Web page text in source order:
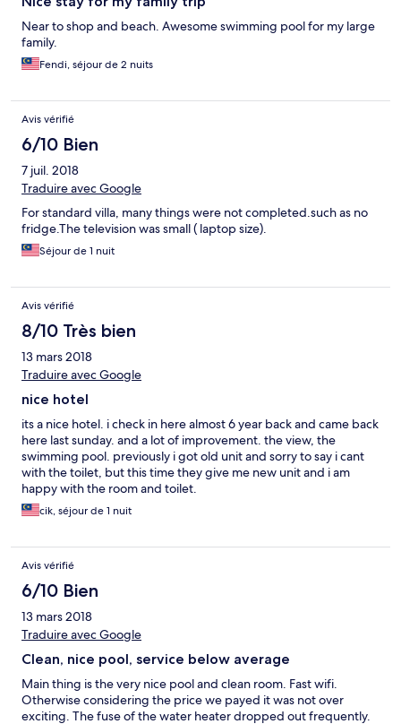
Near to shop and beach. Awesome swimming pool for my large
family.
Fendi, séjour de 2 nuits
Avis vérifié
6/10 Bien
7 juil. 2018
Traduire avec Google
For standard villa, many things were not completed.such as no
fridge.The television was small ( laptop size).
Séjour de 1 nuit
Avis vérifié
8/10 Très bien
13 mars 2018
Traduire avec Google
nice hotel
its a nice hotel. i check in here almost 6 year back and came back
here last sunday. and a lot of improvement. the view, the
swimming pool. previously i got old unit and sorry to say i cant
with the toilet, but this time they give me new unit and i am
happy with the room and toilet.
cik, séjour de 1 nuit
Avis vérifié
6/10 Bien
13 mars 2018
Traduire avec Google
Clean, nice pool, service below average
Main thing is the very nice pool and clean room. Fast wifi.
Otherwise considering the price we payed it was not over
exciting. The fuse of the water heater dropped out frequently.